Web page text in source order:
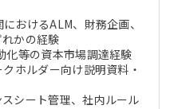
おけるALM、財務企画、
かの経験
化等の資本市場調達経験
ホルダー向け説明資料・
シート管理、社内ルール